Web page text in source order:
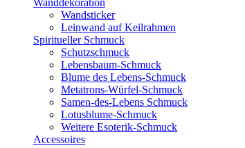
Wanddekoration
Wandsticker
Leinwand auf Keilrahmen
Spiritueller Schmuck
Schutzschmuck
Lebensbaum-Schmuck
Blume des Lebens-Schmuck
Metatrons-Würfel-Schmuck
Samen-des-Lebens Schmuck
Lotusblume-Schmuck
Weitere Esoterik-Schmuck
Accessoires